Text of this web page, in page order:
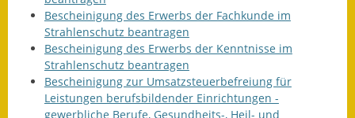
Bescheinigung des Erwerbs der Fachkunde im
Strahlenschutz beantragen
Bescheinigung des Erwerbs der Kenntnisse im
Strahlenschutz beantragen
Bescheinigung zur Umsatzsteuerbefreiung für
Leistungen berufsbildender Einrichtungen -
gewerbliche Berufe, Gesundheits-, Heil- und